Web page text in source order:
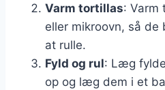
Varm tortillas: Varm
eller mikroovn, så
at rulle.
Fyld og rul: Læg
op og læg dem i et